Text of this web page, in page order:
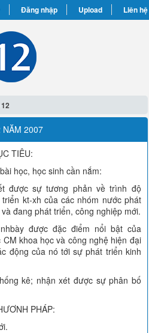
Đăng nhập Upload Liên hệ
NĂM 2007
TIÊU:
học, học sinh cần nắm:
được sự tương phản về trình độ
triển kt-xh của các nhóm nước phát
đang phát triển, công nghiệp mới.
được đặc điểm nổi bật của
CM khoa học và công nghệ hiện đại
động của nó tới sự phát triển kinh
kê; nhận xét được sự phân bố
PHÁP: